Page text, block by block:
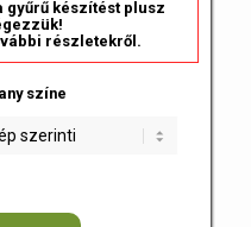
gyűrű készítést plusz
részletekről.
színe